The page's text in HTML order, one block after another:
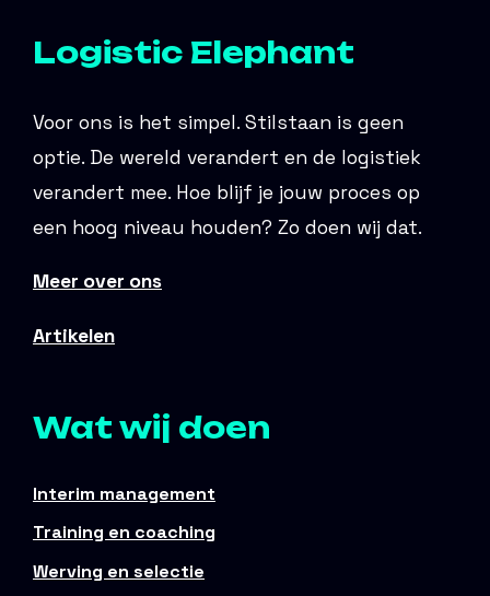
Logistic Elephant
Voor ons is het simpel. Stilstaan is geen
optie. De wereld verandert en de logistiek
verandert mee. Hoe blijf je jouw proces op
een hoog niveau houden? Zo doen wij dat.
Meer over ons
Artikelen
Wat wij doen
Interim management
Training en coaching
Werving en selectie